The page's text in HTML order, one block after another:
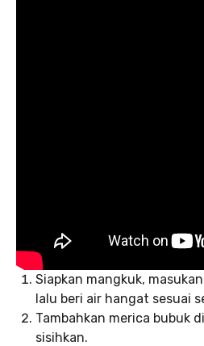
Siapkan mangkuk,
lalu beri air hangat sesuai
Tambahkan merica bubuk
sisihkan.